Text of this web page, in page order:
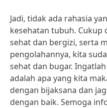
Jadi, tidak ada rahasia
kesehatan tubuh. Cukup
sehat dan bergizi, serta
pengolahannya, kita
sehat dan bugar.
adalah apa yang kita
dengan bijaksana dan
dengan baik. Semoga